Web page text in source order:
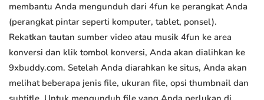
membantu Anda mengunduh dari 4fun ke perangkat Anda
(perangkat pintar seperti komputer, tablet, ponsel).
Rekatkan tautan sumber video atau musik 4fun ke area
konversi dan klik tombol konversi, Anda akan dialihkan ke
9xbuddy.com. Setelah Anda diarahkan ke situs, Anda akan
melihat beberapa jenis file, ukuran file, opsi thumbnail dan